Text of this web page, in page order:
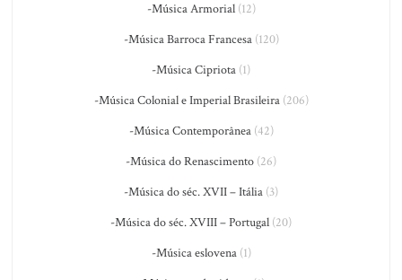
-Música Armorial(12)
-Música Barroca Francesa(120)
-Música Cipriota (1)
-Música Colonial e Imperial Brasileira(206)
-Música Contemporânea(42)
-Música do Renascimento (26)
-Música do séc. XVII – Itália (3)
-Música do séc. XVIII – Portugal (20)
-Música eslovena(1)